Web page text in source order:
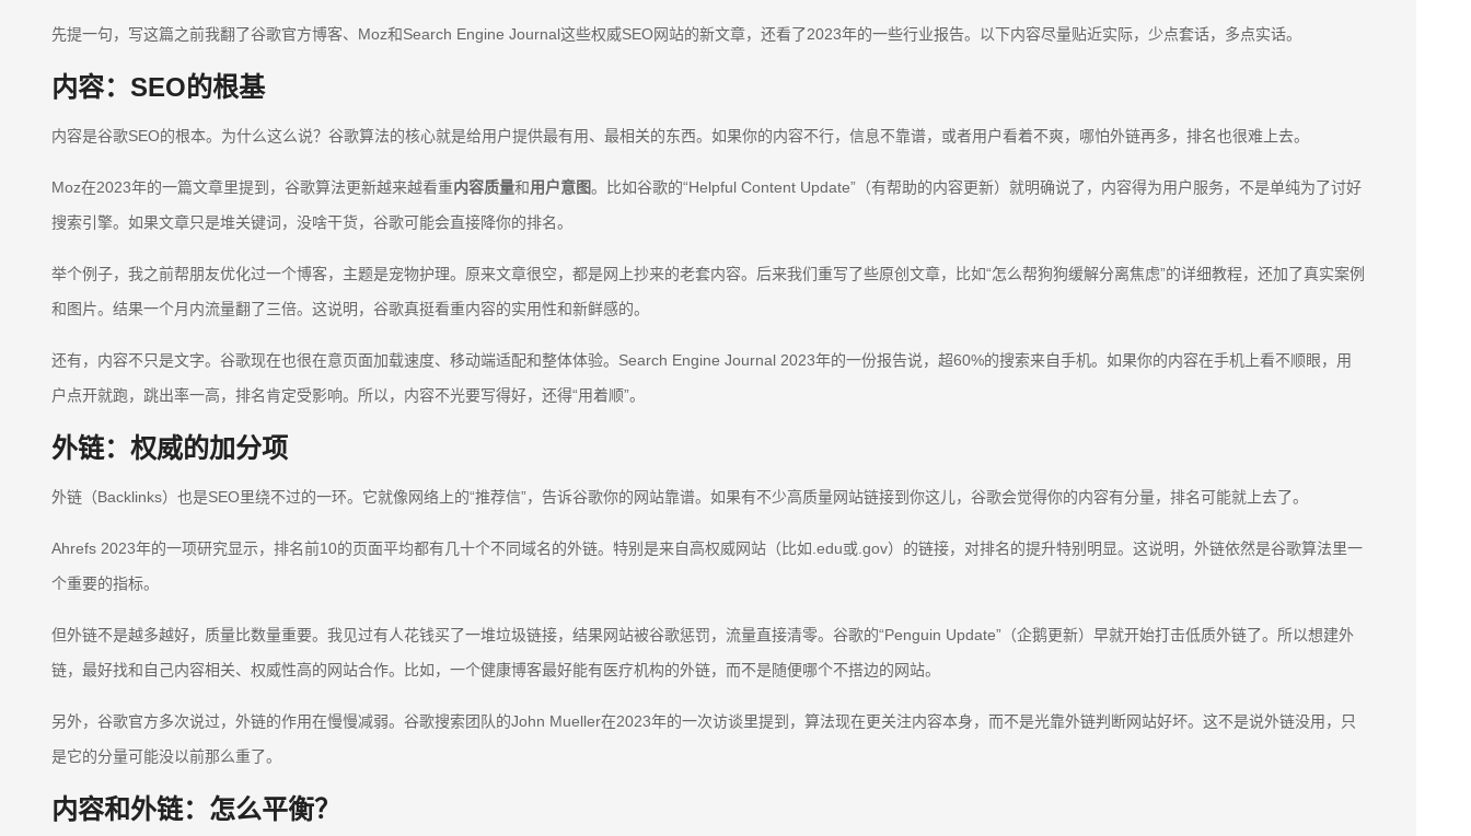
先提一句，写这篇之前我翻了谷歌官方博客、Moz和Search Engine Journal这些权威SEO网站的新文章，还看了2023年的一些行业报告。以下内容尽量贴近实际，少点套话，多点实话。
内容：SEO的根基
内容是谷歌SEO的根本。为什么这么说？谷歌算法的核心就是给用户提供最有用、最相关的东西。如果你的内容不行，信息不靠谱，或者用户看着不爽，哪怕外链再多，排名也很难上去。
Moz在2023年的一篇文章里提到，谷歌算法更新越来越看重内容质量和用户意图。比如谷歌的“Helpful Content Update”（有帮助的内容更新）就明确说了，内容得为用户服务，不是单纯为了讨好
搜索引擎。如果文章只是堆关键词，没啥干货，谷歌可能会直接降你的排名。
举个例子，我之前帮朋友优化过一个博客，主题是宠物护理。原来文章很空，都是网上抄来的老套内容。后来我们重写了些原创文章，比如“怎么帮狗狗缓解分离焦虑”的详细教程，还加了真实案例
和图片。结果一个月内流量翻了三倍。这说明，谷歌真挺看重内容的实用性和新鲜感的。
还有，内容不只是文字。谷歌现在也很在意页面加载速度、移动端适配和整体体验。Search Engine Journal 2023年的一份报告说，超60%的搜索来自手机。如果你的内容在手机上看不顺眼，用
户点开就跑，跳出率一高，排名肯定受影响。所以，内容不光要写得好，还得“用着顺”。
外链：权威的加分项
外链（Backlinks）也是SEO里绕不过的一环。它就像网络上的“推荐信”，告诉谷歌你的网站靠谱。如果有不少高质量网站链接到你这儿，谷歌会觉得你的内容有分量，排名可能就上去了。
Ahrefs 2023年的一项研究显示，排名前10的页面平均都有几十个不同域名的外链。特别是来自高权威网站（比如.edu或.gov）的链接，对排名的提升特别明显。这说明，外链依然是谷歌算法里一
个重要的指标。
但外链不是越多越好，质量比数量重要。我见过有人花钱买了一堆垃圾链接，结果网站被谷歌惩罚，流量直接清零。谷歌的“Penguin Update”（企鹅更新）早就开始打击低质外链了。所以想建外
链，最好找和自己内容相关、权威性高的网站合作。比如，一个健康博客最好能有医疗机构的外链，而不是随便哪个不搭边的网站。
另外，谷歌官方多次说过，外链的作用在慢慢减弱。谷歌搜索团队的John Mueller在2023年的一次访谈里提到，算法现在更关注内容本身，而不是光靠外链判断网站好坏。这不是说外链没用，只
是它的分量可能没以前那么重了。
内容和外链：怎么平衡？